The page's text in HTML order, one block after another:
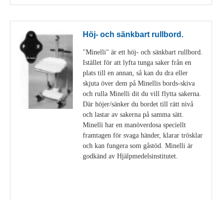
Höj- och sänkbart rullbord.
"Minelli" är ett höj- och sänkbart rullbord.
Istället för att lyfta tunga saker från en
plats till en annan, så kan du dra eller
skjuta över dem på Minellis bords-skiva
och rulla Minelli dit du vill flytta sakerna.
Där höjer/sänker du bordet till rätt nivå
och lastar av sakerna på samma sätt.
Minelli har en manöverdosa speciellt
framtagen för svaga händer, klarar trösklar
och kan fungera som gåstöd. Minelli är
godkänd av Hjälpmedelsinstitutet.